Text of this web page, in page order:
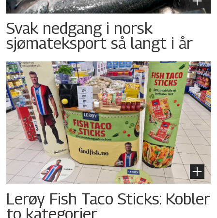
Svak nedgang i norsk
sjømateksport så langt i år
Lerøy Fish Taco Sticks: Kobler
to kategorier